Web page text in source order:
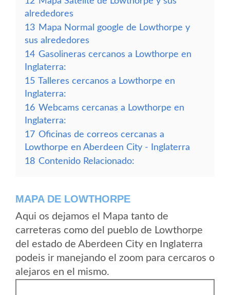
alrededores
13 Mapa Normal google de Lowthorpe y
sus alrededores
14 Gasolineras cercanos a Lowthorpe en
Inglaterra:
15 Talleres cercanos a Lowthorpe en
Inglaterra:
16 Webcams cercanas a Lowthorpe en
Inglaterra:
17 Oficinas de correos cercanas a
Lowthorpe en Aberdeen City - Inglaterra
18 Contenido Relacionado:
MAPA DE LOWTHORPE
Aqui os dejamos el Mapa tanto de
carreteras como del pueblo de Lowthorpe
del estado de Aberdeen City en Inglaterra
podeis ir manejando el zoom para cercaros o
alejaros en el mismo.